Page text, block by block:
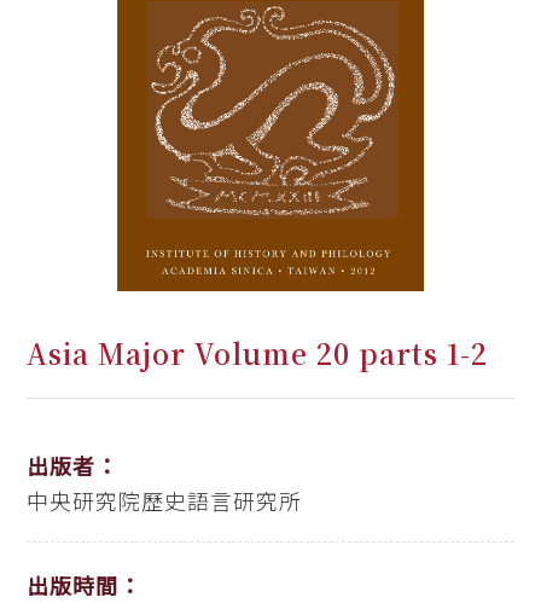
Asia Major Volume 20 parts 1-2
出版者：
中央研究院歷史語言研究所
出版時間：